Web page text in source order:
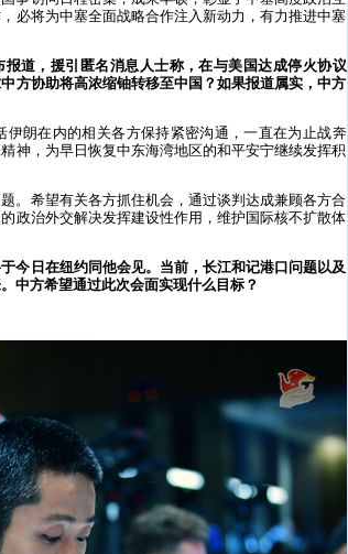
必将为中塞全面战略合作注入新动力，有力推进中塞
道，援引匿名消息人士称，在与美国达成停火协议
方协助将高浓缩铀转移至中国？如果报道属实，中方
朗在内的相关各方保持紧密沟通，一直在为止战奔
神，为早日恢复中东海湾地区的和平安宁继续发挥积
。希望有关各方抓住机会，通过谈判达成兼顾各方合
政治外交解决发挥建设性作用，维护国际核不扩散体
今日在纽约同他会见。当前，长江和记港口问题以及
中方希望通过此次会面实现什么目标？